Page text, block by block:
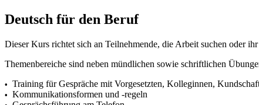
Deutsch für den Beruf
Dieser Kurs richtet sich an Teilnehmende, die Arbeit suchen oder
Themenbereiche sind neben mündlichen sowie schriftli­chen
• Training für Gespräche mit Vorgesetzten, Kolleginnen,
• Kommunikationsformen und -regeln